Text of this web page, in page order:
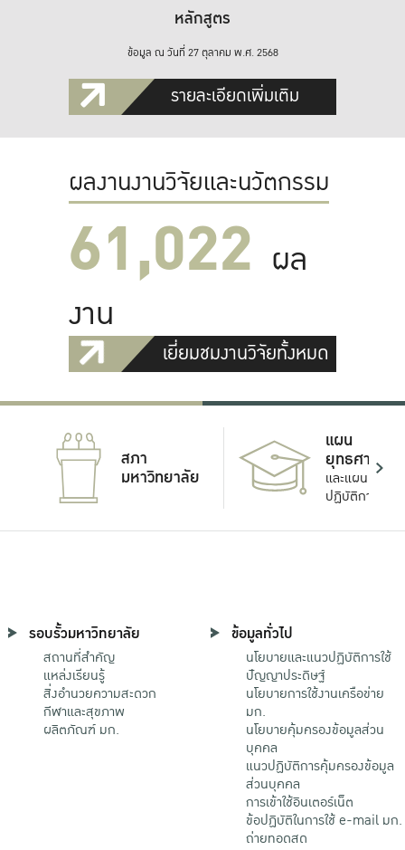
หลักสูตร
ข้อมูล ณ วันที่ 27 ตุลาคม พ.ศ. 2568
รายละเอียดเพิ่มเติม
ผลงานงานวิจัยและนวัตกรรม
61,022 ผล
งาน
เยี่ยมชมงานวิจัยทั้งหมด
สภา
มหาวิทยาลัย
แผน
ยุทธศาสตร์
และแผน
ปฏิบัติการ
รอบรั้วมหาวิทยาลัย
สถานที่สำคัญ
แหล่งเรียนรู้
สิ่งอำนวยความสะดวก
กีฬาและสุขภาพ
ผลิตภัณฑ์ มก.
ข้อมูลทั่วไป
นโยบายและแนวปฏิบัติการใช้
ปัญญาประดิษฐ์
นโยบายการใช้งานเครือข่าย
มก.
นโยบายคุ้มครองข้อมูลส่วน
บุคคล
แนวปฏิบัติการคุ้มครองข้อมูล
ส่วนบุคคล
การเข้าใช้อินเตอร์เน็ต
ข้อปฏิบัติในการใช้ e-mail มก.
ถ่ายทอดสด